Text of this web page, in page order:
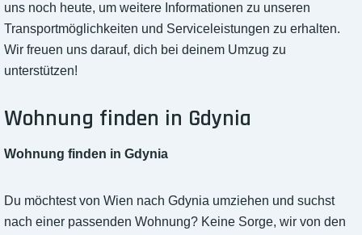
uns noch heute, um weitere Informationen zu unseren
Transportmöglichkeiten und Serviceleistungen zu erhalten.
Wir freuen uns darauf, dich bei deinem Umzug zu
unterstützen!
Wohnung finden in Gdynia
Wohnung finden in Gdynia
Du möchtest von Wien nach Gdynia umziehen und suchst
nach einer passenden Wohnung? Keine Sorge, wir von den